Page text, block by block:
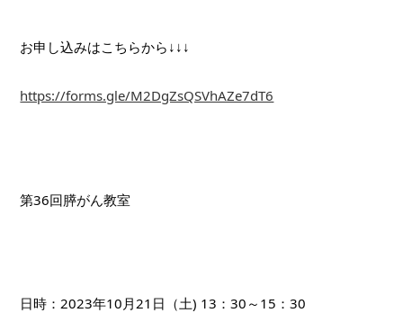
お申し込みはこちらから↓↓↓
https://forms.gle/M2DgZsQSVhAZe7dT6
第36回膵がん教室
日時：2023年10月21日（土) 13：30～15：30